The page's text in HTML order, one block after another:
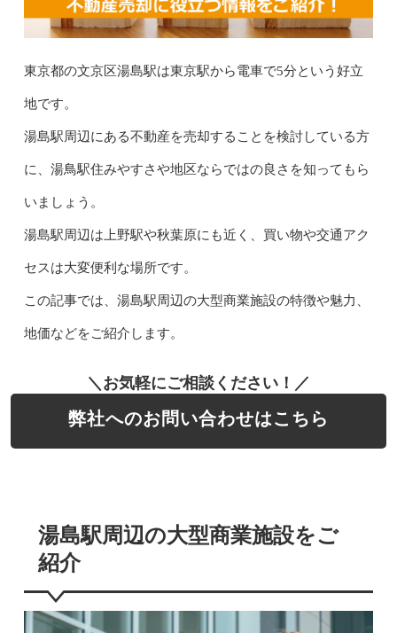
東京都の文京区湯島駅は東京駅から電車で5分という好立
地です。
湯島駅周辺にある不動産を売却することを検討している方
に、湯鳥駅住みやすさや地区ならではの良さを知ってもら
いましょう。
湯島駅周辺は上野駅や秋葉原にも近く、買い物や交通アク
セスは大変便利な場所です。
この記事では、湯島駅周辺の大型商業施設の特徴や魅力、
地価などをご紹介します。
＼お気軽にご相談ください！／
弊社へのお問い合わせはこちら
湯島駅周辺の大型商業施設をご
紹介